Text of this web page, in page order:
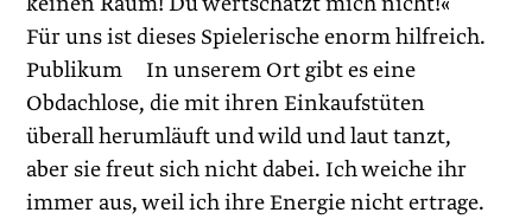
Für uns ist dieses Spielerische enorm hilfreich.
Publikum In unserem Ort gibt es eine
Obdachlose, die mit ihren Einkaufstüten
überall herumläuft und wild und laut tanzt,
aber sie freut sich nicht dabei. Ich weiche ihr
immer aus, weil ich ihre Energie nicht ertrage.